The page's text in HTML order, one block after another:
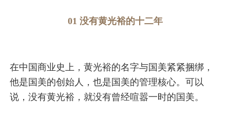
01 没有黄光裕的十二年
在中国商业史上，黄光裕的名字与国美紧紧捆绑，
他是国美的创始人，也是国美的管理核心。可以
说，没有黄光裕，就没有曾经喧嚣一时的国美。